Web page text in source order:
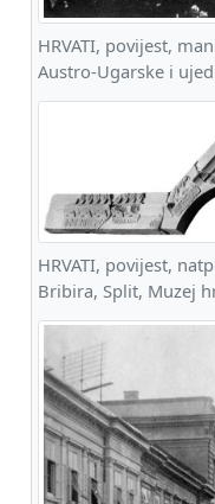
HRVATI, povijest,
Austro-Ugarske i
HRVATI, povijest,
Bribira, Split, Muzej